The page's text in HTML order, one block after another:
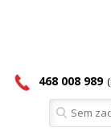
468 008 989